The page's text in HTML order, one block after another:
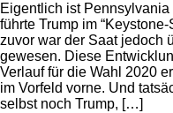
Eigentlich ist
führte Trump im
zuvor war der Saat jedoch
gewesen. Diese
Verlauf für die Wahl 2020
im Vorfeld vorne. Und
selbst noch Trump, […]